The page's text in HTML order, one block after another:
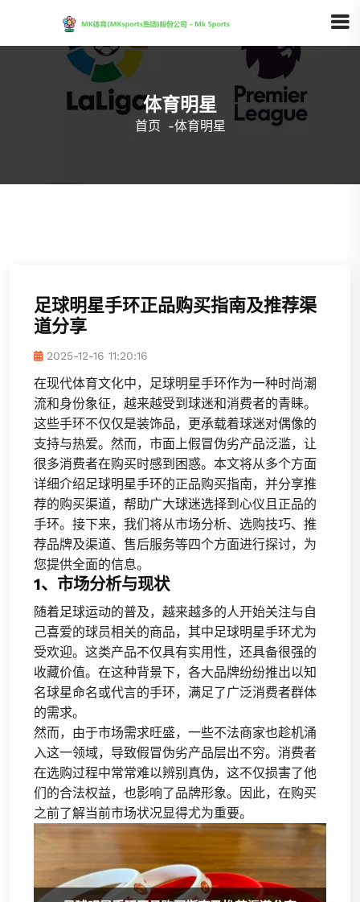
体育明星
首页 -体育明星
足球明星手环正品购买指南及推荐渠
道分享
2025-12-16 11:20:16
在现代体育文化中，足球明星手环作为一种时尚潮
流和身份象征，越来越受到球迷和消费者的青睐。
这些手环不仅仅是装饰品，更承载着球迷对偶像的
支持与热爱。然而，市面上假冒伪劣产品泛滥，让
很多消费者在购买时感到困惑。本文将从多个方面
详细介绍足球明星手环的正品购买指南，并分享推
荐的购买渠道，帮助广大球迷选择到心仪且正品的
手环。接下来，我们将从市场分析、选购技巧、推
荐品牌及渠道、售后服务等四个方面进行探讨，为
您提供全面的信息。
1、市场分析与现状
随着足球运动的普及，越来越多的人开始关注与自
己喜爱的球员相关的商品，其中足球明星手环尤为
受欢迎。这类产品不仅具有实用性，还具备很强的
收藏价值。在这种背景下，各大品牌纷纷推出以知
名球星命名或代言的手环，满足了广泛消费者群体
的需求。
然而，由于市场需求旺盛，一些不法商家也趁机涌
入这一领域，导致假冒伪劣产品层出不穷。消费者
在选购过程中常常难以辨别真伪，这不仅损害了他
们的合法权益，也影响了品牌形象。因此，在购买
之前了解当前市场状况显得尤为重要。